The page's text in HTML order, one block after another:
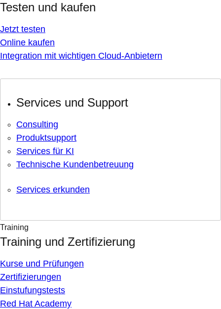
Testen und kaufen
Jetzt testen
Online kaufen
Integration mit wichtigen Cloud-Anbietern
Services und Support
Consulting
Produktsupport
Services für KI
Technische Kundenbetreuung
Services erkunden
Training
Training und Zertifizierung
Kurse und Prüfungen
Zertifizierungen
Einstufungstests
Red Hat Academy